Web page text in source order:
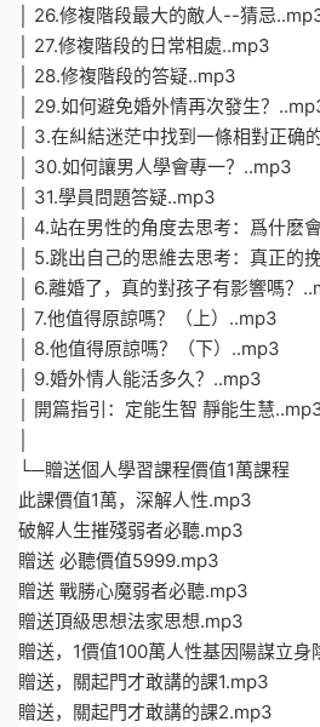
│ 26.修複階段最大的敵人--猜忌
│ 27.修複階段的日常相處..mp3
│ 28.修複階段的答疑..mp3
│ 29.如何避免婚外情再次發生？
│ 3.在糾結迷茫中找到一條相對正确
│ 30.如何讓男人學會專一？..mp3
│ 31.學員問題答疑..mp3
│ 4.站在男性的角度去思考：爲什麽
│ 5.跳出自己的思維去思考：真正的
│ 6.離婚了，真的對孩子有影響嗎？
│ 7.他值得原諒嗎？（上）..mp3
│ 8.他值得原諒嗎？（下）..mp3
│ 9.婚外情人能活多久？..mp3
│ 開篇指引：定能生智 靜能生慧
└─贈送個人學習課程價值1萬課程
此課價值1萬，深解人性.mp3
破解人生摧殘弱者必聽.mp3
贈送 必聽價值5999.mp3
贈送 戰勝心魔弱者必聽.mp3
贈送頂級思想法家思想.mp3
贈送，1價值100萬人性基因陽謀立身
贈送，關起門才敢講的課1.mp3
贈送，關起門才敢講的課2.mp3